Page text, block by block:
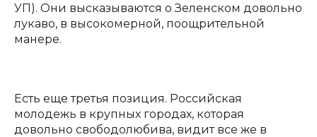
УП). Они высказываются о Зеленском довольно
лукаво, в высокомерной, поощрительной
манере.
Есть еще третья позиция. Российская
молодежь в крупных городах, которая
довольно свободолюбива, видит все же в